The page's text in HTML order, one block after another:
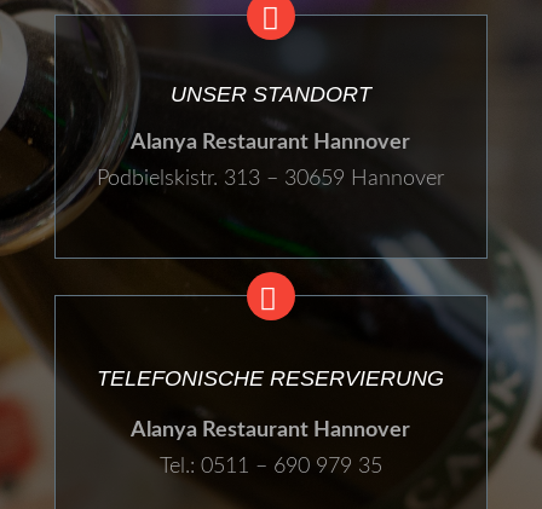
UNSER STANDORT
Alanya Restaurant Hannover
Podbielskistr. 313 – 30659 Hannover
TELEFONISCHE RESERVIERUNG
Alanya Restaurant Hannover
Tel.: 0511 – 690 979 35